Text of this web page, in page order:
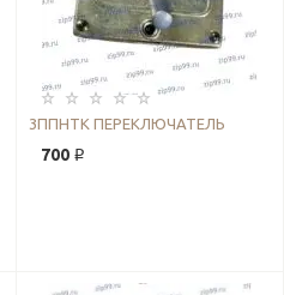
3ППНТК ПЕРЕКЛЮЧАТЕЛЬ
700 ₽